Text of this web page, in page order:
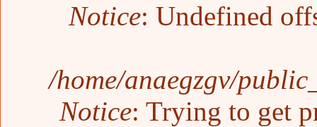
Notice: Undefined
/home/anaegzgv/
Notice: Trying to get